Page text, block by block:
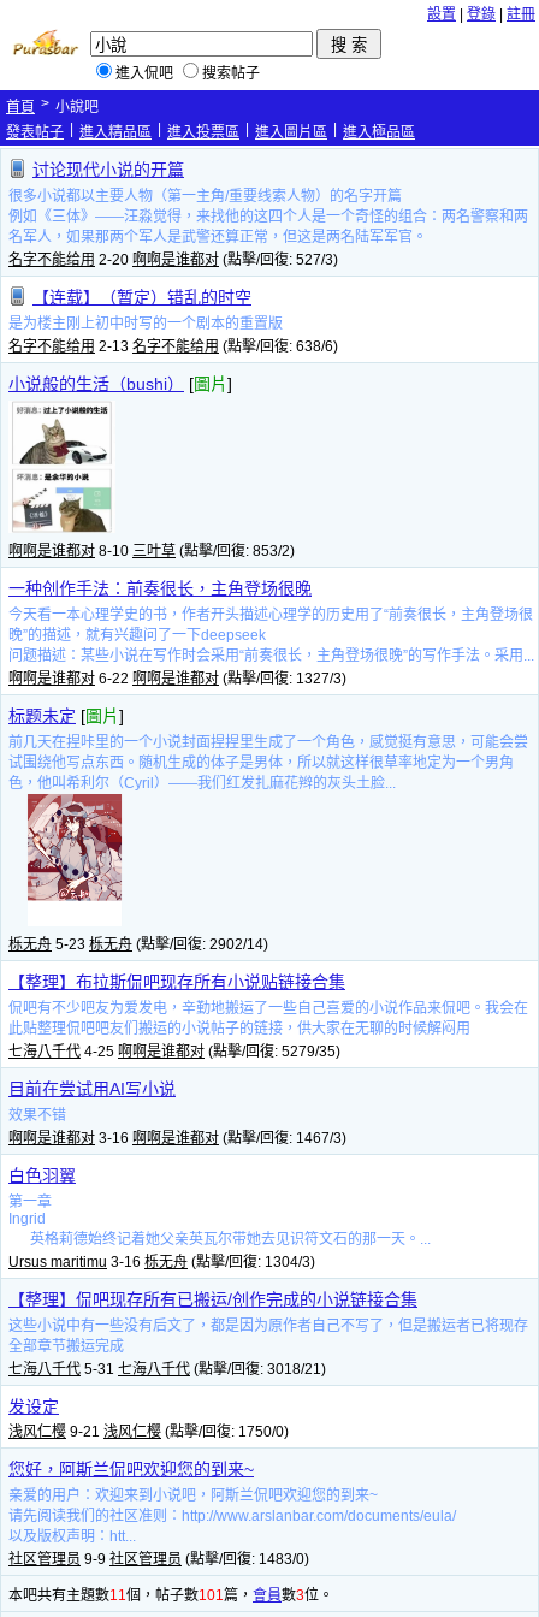
設置 登錄 註冊
進入侃吧
搜索帖子
首頁 > 小說吧
發表帖子
進入精品區 進入投票區 進入圖片區 進入極品區
讨论现代小说的开篇
很多小说都以主要人物（第一主角/重要线索人物）的名字开篇
例如《三体》——汪淼觉得，来找他的这四个人是一个奇怪的组合：两名警察和两
名军人，如果那两个军人是武警还算正常，但这是两名陆军军官。
名字不能给用 2-20 啊啊是谁都对 (點擊/回復: 527/3)
【连载】（暂定）错乱的时空
是为楼主刚上初中时写的一个剧本的重置版
名字不能给用 2-13 名字不能给用 (點擊/回復: 638/6)
小说般的生活（bushi） [圖片]
啊啊是谁都对 8-10 三叶草 (點擊/回復: 853/2)
一种创作手法：前奏很长，主角登场很晚
今天看一本心理学史的书，作者开头描述心理学的历史用了“前奏很长，主角登场很
晚”的描述，就有兴趣问了一下deepseek
问题描述：某些小说在写作时会采用“前奏很长，主角登场很晚”的写作手法。采用...
啊啊是谁都对 6-22 啊啊是谁都对 (點擊/回復: 1327/3)
标题未定 [圖片]
前几天在捏咔里的一个小说封面捏捏里生成了一个角色，感觉挺有意思，可能会尝
试围绕他写点东西。随机生成的体子是男体，所以就这样很草率地定为一个男角
色，他叫希利尔（Cyril）——我们红发扎麻花辫的灰头土脸...
栎无舟 5-23 栎无舟 (點擊/回復: 2902/14)
【整理】布拉斯侃吧现存所有小说贴链接合集
侃吧有不少吧友为爱发电，辛勤地搬运了一些自己喜爱的小说作品来侃吧。我会在
此贴整理侃吧吧友们搬运的小说帖子的链接，供大家在无聊的时候解闷用
七海八千代 4-25 啊啊是谁都对 (點擊/回復: 5279/35)
目前在尝试用AI写小说
效果不错
啊啊是谁都对 3-16 啊啊是谁都对 (點擊/回復: 1467/3)
白色羽翼
第一章
Ingrid
英格莉德始终记着她父亲英瓦尔带她去见识符文石的那一天。...
Ursus maritimu 3-16 栎无舟 (點擊/回復: 1304/3)
【整理】侃吧现存所有已搬运/创作完成的小说链接合集
这些小说中有一些没有后文了，都是因为原作者自己不写了，但是搬运者已将现存
全部章节搬运完成
七海八千代 5-31 七海八千代 (點擊/回復: 3018/21)
发设定
浅风仁樱 9-21 浅风仁樱 (點擊/回復: 1750/0)
您好，阿斯兰侃吧欢迎您的到来~
亲爱的用户：欢迎来到小说吧，阿斯兰侃吧欢迎您的到来~
请先阅读我们的社区准则：http://www.arslanbar.com/documents/eula/
以及版权声明：htt...
社区管理员 9-9 社区管理员 (點擊/回復: 1483/0)
本吧共有主題數11個，帖子數101篇， 會員數3位。